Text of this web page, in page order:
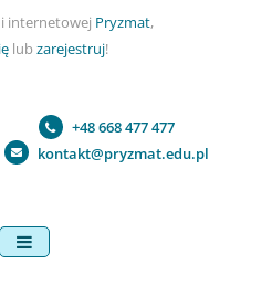
internetowej Pryzmat,
lub zarejestruj!
+48 668 477 477
kontakt@pryzmat.edu.pl
menu